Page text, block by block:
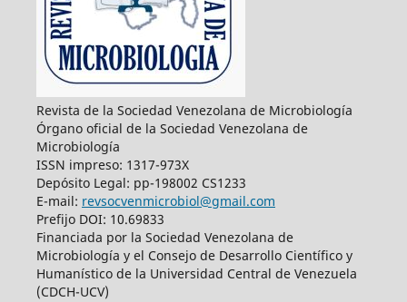
Revista de la Sociedad Venezolana de Microbiología
Órgano oficial de la Sociedad Venezolana de
Microbiología
ISSN impreso: 1317-973X
Depósito Legal: pp-198002 CS1233
E-mail: revsocvenmicrobiol@gmail.com
Prefijo DOI: 10.69833
Financiada por la Sociedad Venezolana de
Microbiología y el Consejo de Desarrollo Científico y
Humanístico de la Universidad Central de Venezuela
(CDCH-UCV)